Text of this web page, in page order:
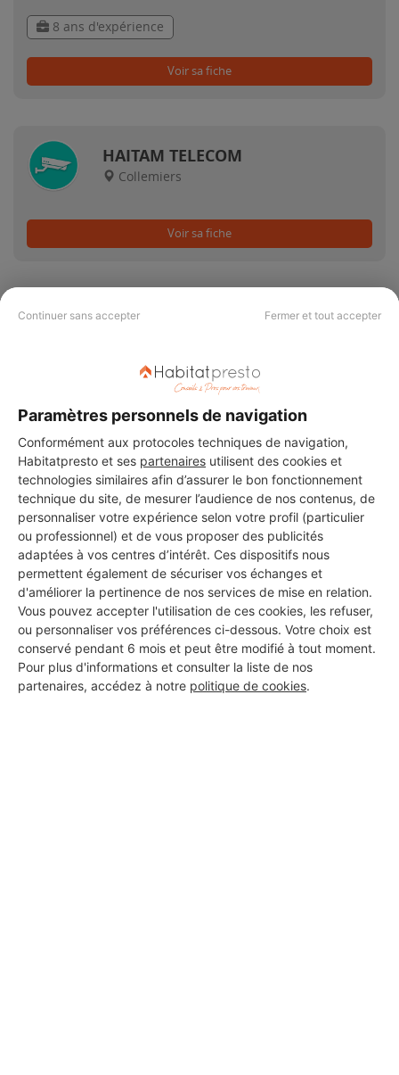
Continuer sans accepter Fermer et tout accepter
Paramètres personnels de navigation
Conformément aux protocoles techniques de navigation,
Habitatpresto et ses partenaires utilisent des cookies et
technologies similaires afin d’assurer le bon fonctionnement
technique du site, de mesurer l’audience de nos contenus, de
personnaliser votre expérience selon votre profil (particulier
ou professionnel) et de vous proposer des publicités
adaptées à vos centres d’intérêt. Ces dispositifs nous
permettent également de sécuriser vos échanges et
d'améliorer la pertinence de nos services de mise en relation.
Vous pouvez accepter l'utilisation de ces cookies, les refuser,
ou personnaliser vos préférences ci-dessous. Votre choix est
conservé pendant 6 mois et peut être modifié à tout moment.
Pour plus d'informations et consulter la liste de nos
partenaires, accédez à notre politique de cookies.
8 ans d'expérience
Voir sa fiche
HAITAM TELECOM
Collemiers
Voir sa fiche
PAS LE TEMPS DE
CHERCHER ?
Vous souhaitez réaliser des travaux et ne savez quel professionnel
choisir ? Demandez des devis travauxauprès de notre réseau de 5 000
professionnels partout en France.
DEMANDER UN DEVIS